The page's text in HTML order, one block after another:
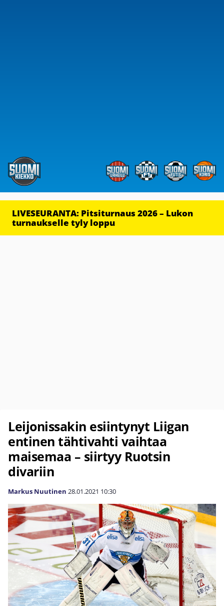
LIVESEURANTA: Pitsiturnaus 2026 – Lukon
turnaukselle tyly loppu
Leijonissakin esiintynyt Liigan
entinen tähtivahti vaihtaa
maisemaa – siirtyy Ruotsin
divariin
Markus Nuutinen 28.01.2021 10:30